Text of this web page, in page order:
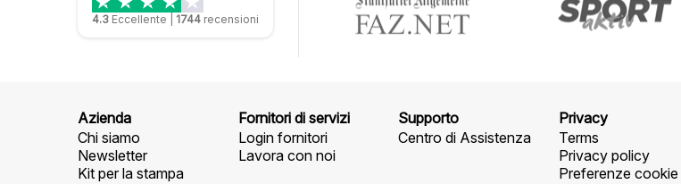
4.3 Eccellente 1744 recensioni
Azienda
Chi siamo
Newsletter
Kit per la stampa
Fornitori di servizi
Login fornitori
Lavora con noi
Supporto
Centro di Assistenza
Privacy
Terms
Privacy policy
Preferenze cookie